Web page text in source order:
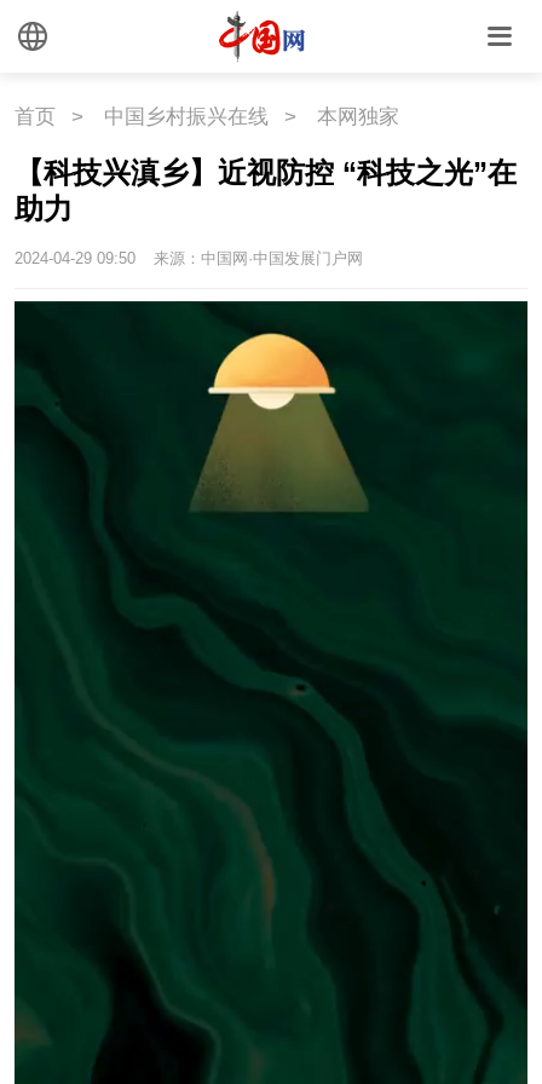
心理
首页 > 中国乡村振兴在线 > 本网独家
【科技兴滇乡】近视防控 “科技之光”在
助力
2024-04-29 09:50 来源：中国网·中国发展门户网